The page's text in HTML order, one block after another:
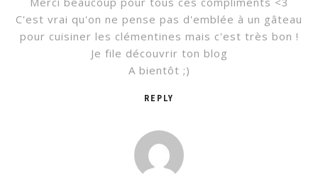
REPLY
C'est vrai qu'on ne pense pas d'emblée à un gâteau
pour cuisiner les clémentines mais c'est très bon !
Je file découvrir ton blog
A bientôt ;)